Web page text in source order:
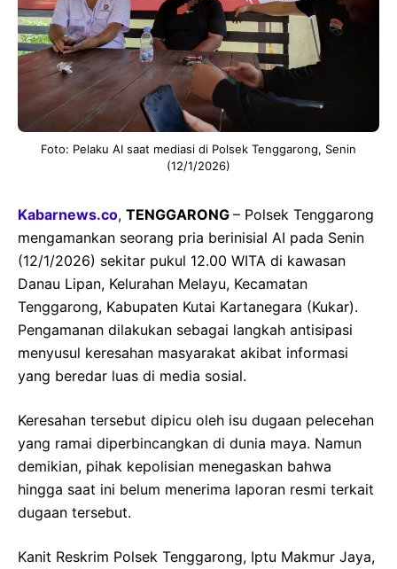
Foto: Pelaku AI saat mediasi di Polsek Tenggarong, Senin
(12/1/2026)
Kabarnews.co, TENGGARONG – Polsek Tenggarong
mengamankan seorang pria berinisial AI pada Senin
(12/1/2026) sekitar pukul 12.00 WITA di kawasan
Danau Lipan, Kelurahan Melayu, Kecamatan
Tenggarong, Kabupaten Kutai Kartanegara (Kukar).
Pengamanan dilakukan sebagai langkah antisipasi
menyusul keresahan masyarakat akibat informasi
yang beredar luas di media sosial.
Keresahan tersebut dipicu oleh isu dugaan pelecehan
yang ramai diperbincangkan di dunia maya. Namun
demikian, pihak kepolisian menegaskan bahwa
hingga saat ini belum menerima laporan resmi terkait
dugaan tersebut.
Kanit Reskrim Polsek Tenggarong, Iptu Makmur Jaya,